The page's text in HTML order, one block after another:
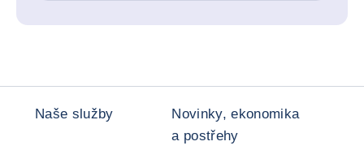
Naše služby
Novinky, ekonomika
a postřehy